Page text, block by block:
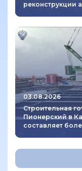
реконструкции
03.08.2026
Строительная
Пионерский в
составляет